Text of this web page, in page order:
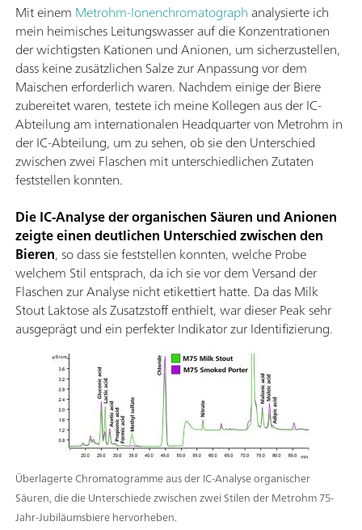
Überlagerte Chromatogramme aus der IC-Analyse organischer
Säuren, die die Unterschiede zwischen zwei Stilen der Metrohm 75-
Jahr-Jubiläumsbiere hervorheben.
Mit einem Metrohm-Ionenchromatograph analysierte ich
mein heimisches Leitungswasser auf die Konzentrationen
der wichtigsten Kationen und Anionen, um sicherzustellen,
dass keine zusätzlichen Salze zur Anpassung vor dem
Maischen erforderlich waren. Nachdem einige der Biere
zubereitet waren, testete ich meine Kollegen aus der IC-
Abteilung am internationalen Headquarter von Metrohm in
der IC-Abteilung, um zu sehen, ob sie den Unterschied
zwischen zwei Flaschen mit unterschiedlichen Zutaten
feststellen konnten.
Die IC-Analyse der organischen Säuren und Anionen
zeigte einen deutlichen Unterschied zwischen den
Bieren, so dass sie feststellen konnten, welche Probe
welchem Stil entsprach, da ich sie vor dem Versand der
Flaschen zur Analyse nicht etikettiert hatte. Da das Milk
Stout Laktose als Zusatzstoff enthielt, war dieser Peak sehr
ausgeprägt und ein perfekter Indikator zur Identifizierung.